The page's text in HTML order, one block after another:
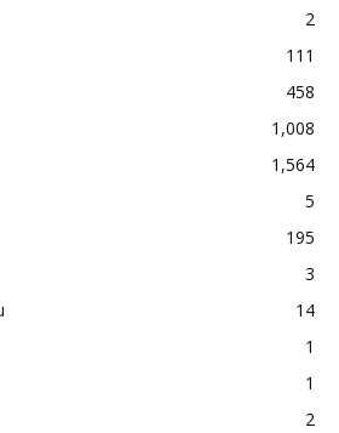
2
111
458
1,008
1,564
5
195
3
14
1
1
2